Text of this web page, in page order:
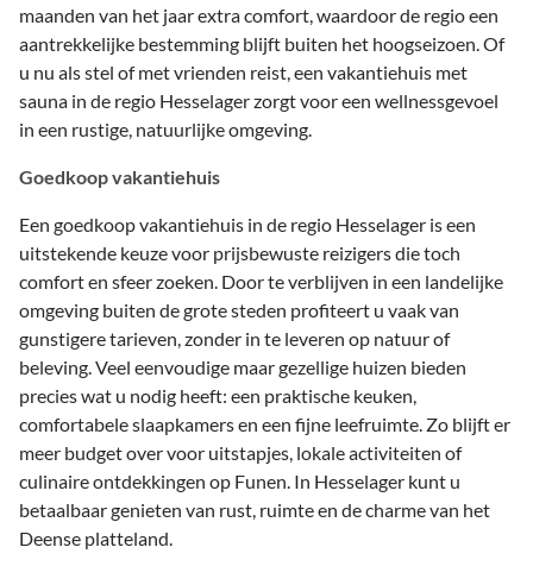
maanden van het jaar extra comfort, waardoor de regio een
aantrekkelijke bestemming blijft buiten het hoogseizoen. Of
u nu als stel of met vrienden reist, een vakantiehuis met
sauna in de regio Hesselager zorgt voor een wellnessgevoel
in een rustige, natuurlijke omgeving.
Goedkoop vakantiehuis
Een goedkoop vakantiehuis in de regio Hesselager is een
uitstekende keuze voor prijsbewuste reizigers die toch
comfort en sfeer zoeken. Door te verblijven in een landelijke
omgeving buiten de grote steden profiteert u vaak van
gunstigere tarieven, zonder in te leveren op natuur of
beleving. Veel eenvoudige maar gezellige huizen bieden
precies wat u nodig heeft: een praktische keuken,
comfortabele slaapkamers en een fijne leefruimte. Zo blijft er
meer budget over voor uitstapjes, lokale activiteiten of
culinaire ontdekkingen op Funen. In Hesselager kunt u
betaalbaar genieten van rust, ruimte en de charme van het
Deense platteland.